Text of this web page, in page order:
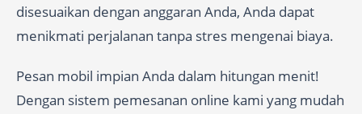
disesuaikan dengan anggaran Anda, Anda dapat
menikmati perjalanan tanpa stres mengenai biaya.
Pesan mobil impian Anda dalam hitungan menit!
Dengan sistem pemesanan online kami yang mudah